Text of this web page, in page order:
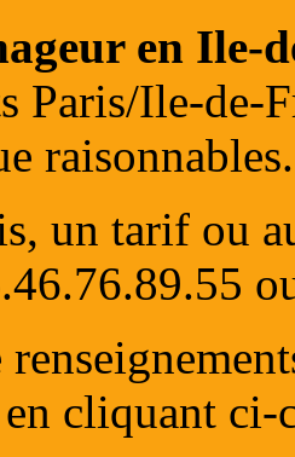
en Ile-
Paris/Ile-de-
raisonnables.
un tarif ou
en cliquant